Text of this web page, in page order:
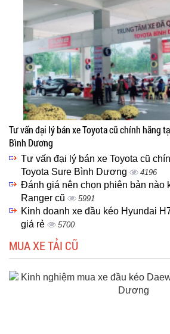
Tư vấn đại lý bán xe Toyota cũ chính hãng
Bình Dương
Tư vấn đại lý bán xe Toyota cũ
Toyota Sure Bình Dương
4196
Đánh giá nên chọn phiên bản nào
Ranger cũ
5991
Kinh doanh xe đầu kéo Hyundai
giá rẻ
5700
MUA XE TẢI CŨ